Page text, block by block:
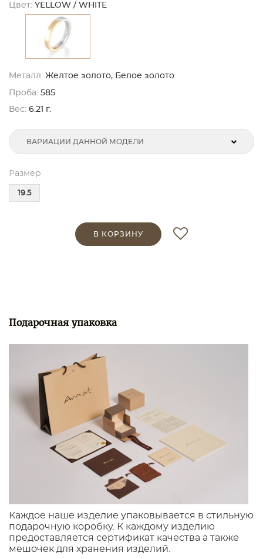
Цвет: YELLOW / WHITE
Металл: Желтое золото, Белое золото
Проба: 585
Вес: 6.21 г.
ВАРИАЦИИ ДАННОЙ МОДЕЛИ
Размер
19.5
В КОРЗИНУ
Подарочная упаковка
Каждое наше изделие упаковывается в стильную
подарочную коробку. К каждому изделию
предоставляется сертификат качества а также
мешочек для хранения изделий.